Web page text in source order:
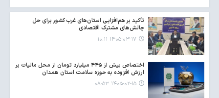
تأکید بر هم‌افزایی استان‌های غرب کشور برای حل
چالش‌های مشترک اقتصادی
۱۴۰۵-۰۳-۱۷ ۱۰:۱۱
اختصاص بیش از ۴۴۵ میلیارد تومان از محل مالیات بر
ارزش افزوده به حوزه سلامت استان همدان
۱۴۰۵-۰۲-۱۵ ۰۸:۵۳